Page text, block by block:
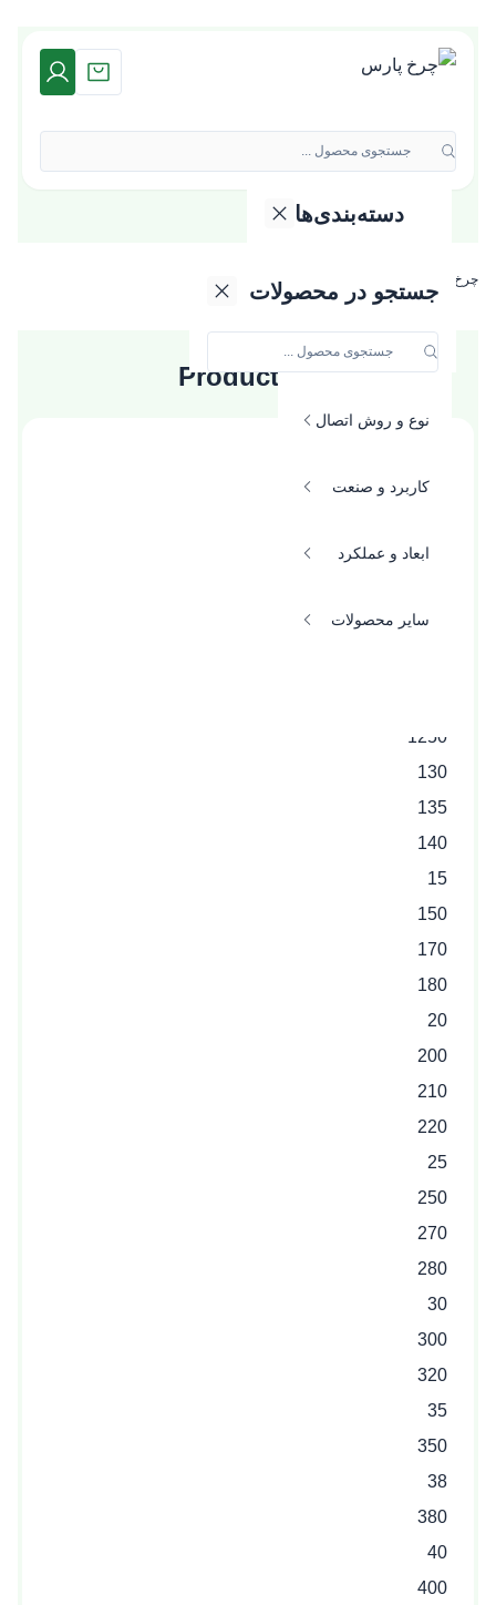
جستجوی محصول ...
جستجو در محصولات
دسته بندی محصولات
دسته‌بندی‌ها
گروه کالایی
جنس و متریال
نوع و روش اتصال
کاربرد و صنعت
ابعاد و عملکرد
سایر محصولات
چرخ پارس Products filter(home)
Products filter(home)
10
1000
115
1250
130
135
140
15
150
170
180
20
200
210
220
25
250
270
280
30
300
320
35
350
38
380
40
400